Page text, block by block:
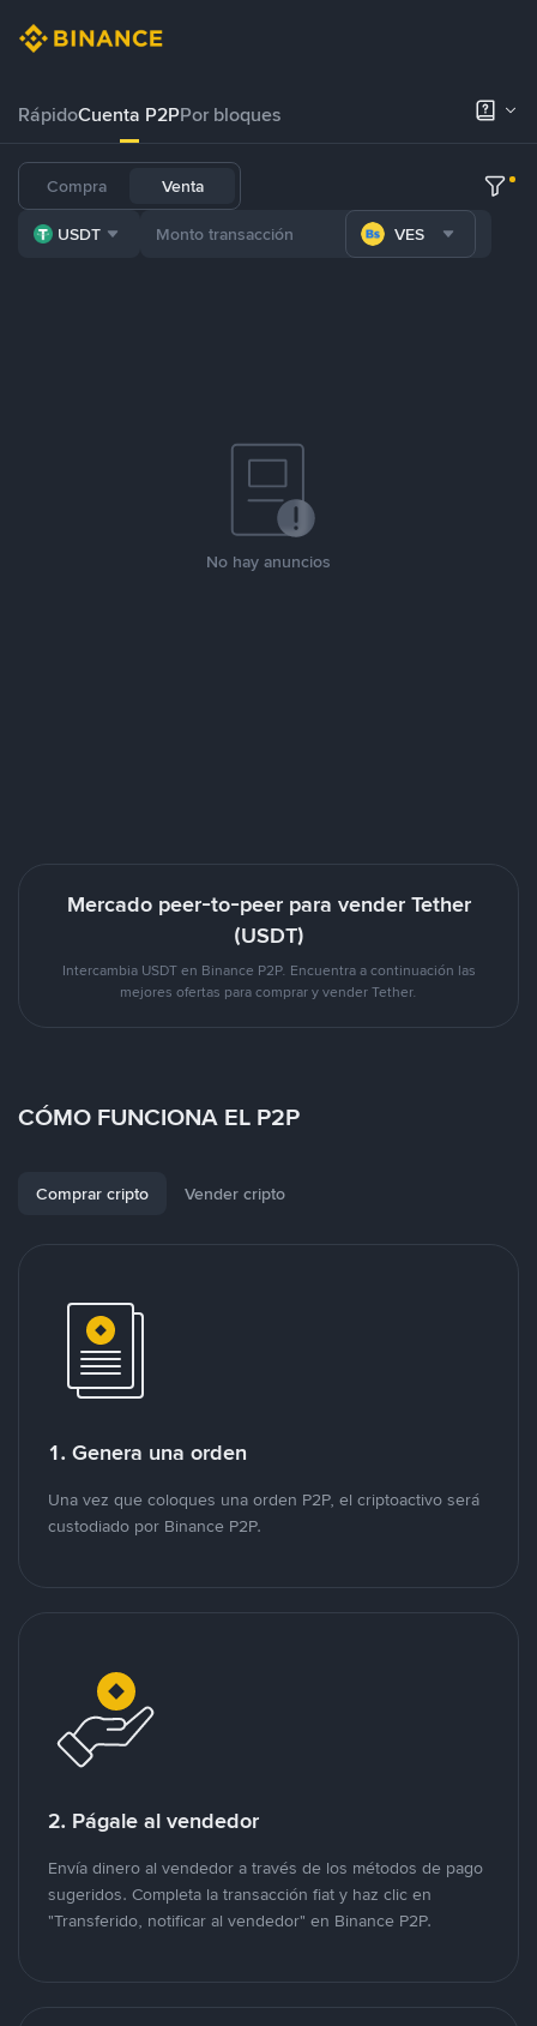
RápidoCuenta P2PPor bloques
Compra Venta
USDT VES
No hay anuncios
Mercado peer-to-peer para vender Tether
(USDT)
Intercambia USDT en Binance P2P. Encuentra a continuación las
mejores ofertas para comprar y vender Tether.
CÓMO FUNCIONA EL P2P
Comprar cripto Vender cripto
1. Genera una orden
Una vez que coloques una orden P2P, el criptoactivo será
custodiado por Binance P2P.
2. Págale al vendedor
Envía dinero al vendedor a través de los métodos de pago
sugeridos. Completa la transacción fiat y haz clic en
"Transferido, notificar al vendedor" en Binance P2P.